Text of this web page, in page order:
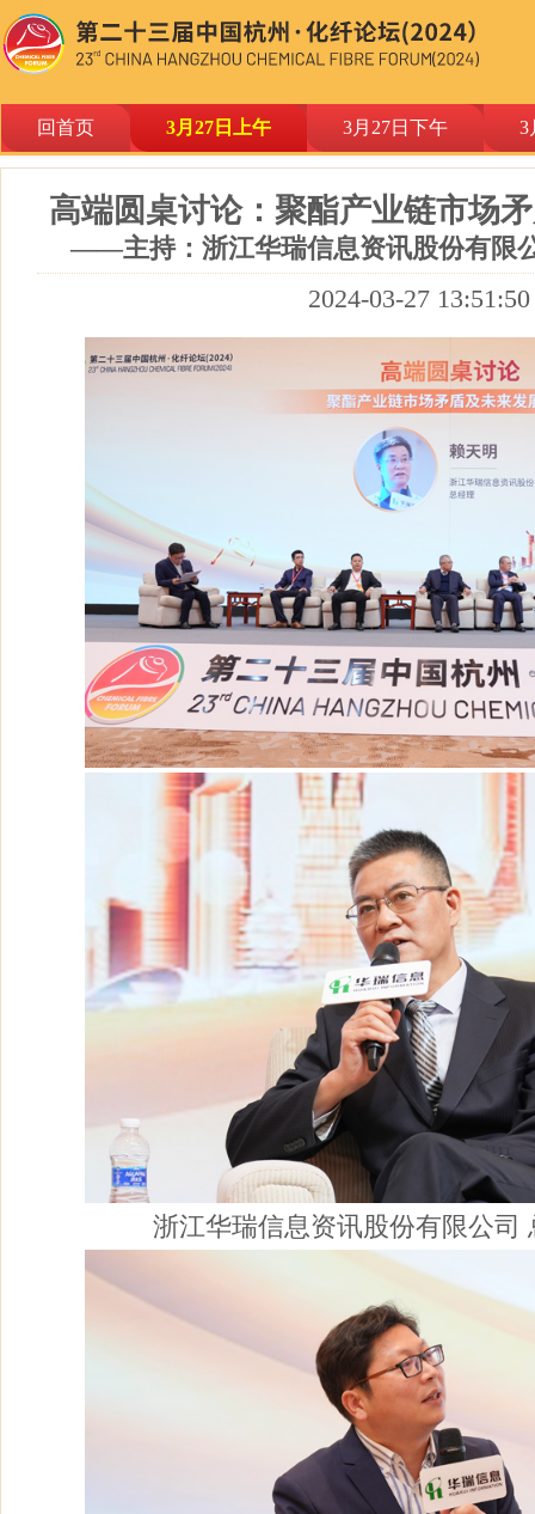
回首页 3月27日上午 3月27日下午 3
高端圆桌讨论：聚酯产业链市场
——主持：浙江华瑞信息资讯股份有限
2024-03-27 13:51:50
浙江华瑞信息资讯股份有限公司